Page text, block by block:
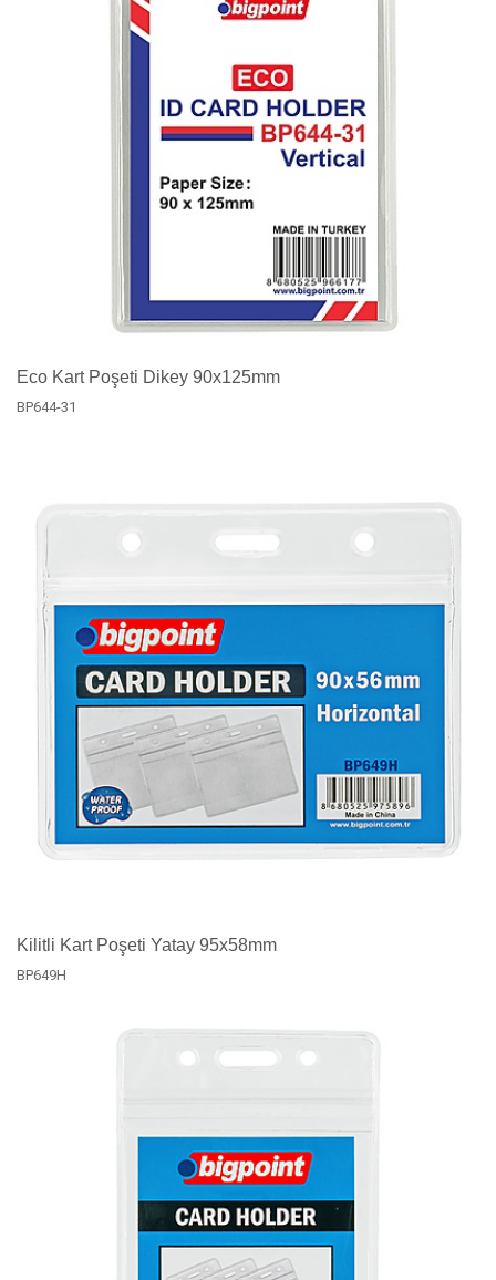
Eco Kart Poşeti Dikey 90x125mm
BP644-31
Kilitli Kart Poşeti Yatay 95x58mm
BP649H